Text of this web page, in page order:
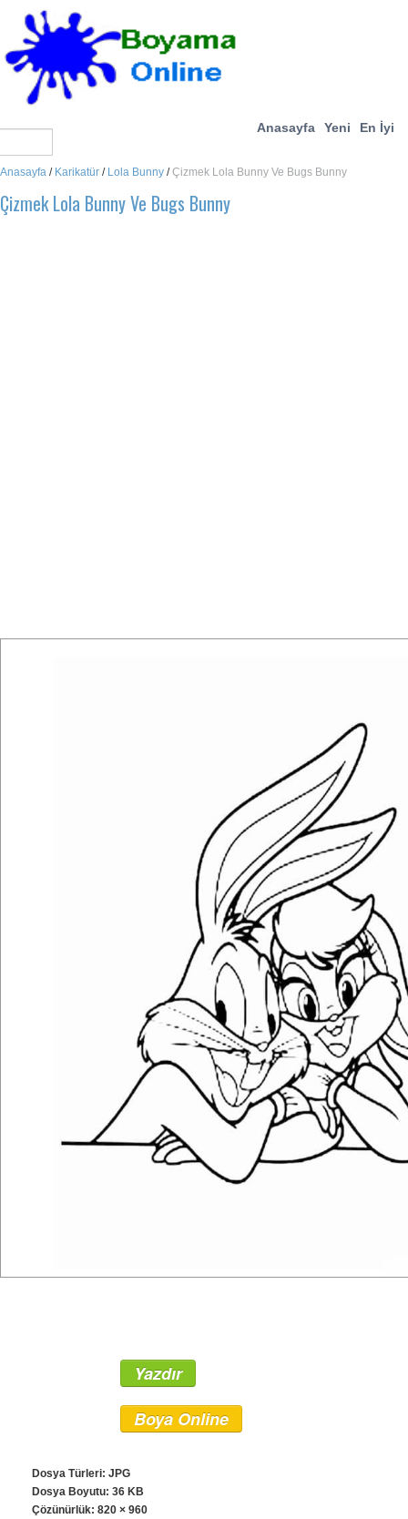
Anasayfa Yeni En İyi
Anasayfa / Karikatür / Lola Bunny /Çizmek Lola Bunny Ve Bugs Bunny
Çizmek Lola Bunny Ve Bugs Bunny
Yazdır
Boya Online
Dosya Türleri: JPG
Dosya Boyutu: 36 KB
Çözünürlük: 820 × 960